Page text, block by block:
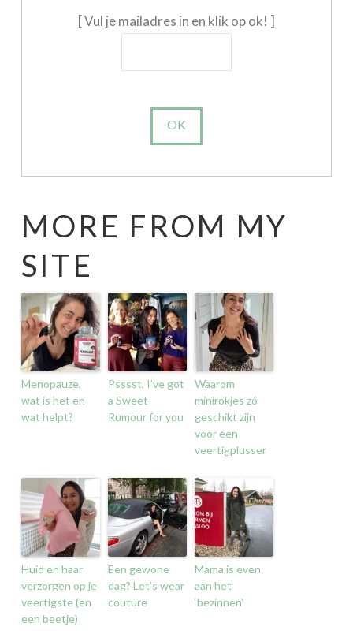
[ Vul je mailadres in en klik op ok! ]
MORE FROM MY
SITE
Menopauze,
wat is het en
wat helpt?
Psssst, I’ve got
a Sweet
Rumour for you
Waarom
minirokjes zó
geschikt zijn
voor een
veertigplusser
Huid en haar
verzorgen op je
veertigste (en
een beetje)
Een gewone
dag? Let’s wear
couture
Mama is even
aan het
‘bezinnen’